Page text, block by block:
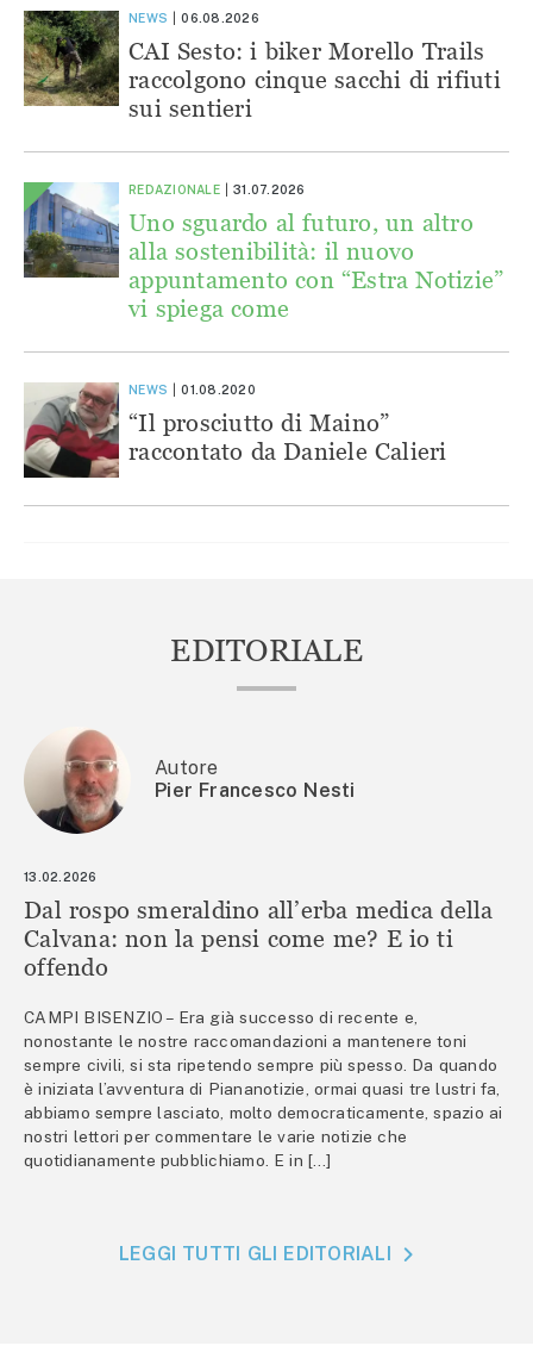
NEWS 06.08.2026
CAI Sesto: i biker Morello Trails
raccolgono cinque sacchi di rifiuti
sui sentieri
REDAZIONALE 31.07.2026
Uno sguardo al futuro, un altro
alla sostenibilità: il nuovo
appuntamento con “Estra Notizie”
vi spiega come
NEWS 01.08.2020
“Il prosciutto di Maino”
raccontato da Daniele Calieri
EDITORIALE
Autore
Pier Francesco Nesti
13.02.2026
Dal rospo smeraldino all’erba medica della
Calvana: non la pensi come me? E io ti
offendo
CAMPI BISENZIO – Era già successo di recente e,
nonostante le nostre raccomandazioni a mantenere toni
sempre civili, si sta ripetendo sempre più spesso. Da quando
è iniziata l’avventura di Piananotizie, ormai quasi tre lustri fa,
abbiamo sempre lasciato, molto democraticamente, spazio ai
nostri lettori per commentare le varie notizie che
quotidianamente pubblichiamo. E in […]
LEGGI TUTTI GLI EDITORIALI